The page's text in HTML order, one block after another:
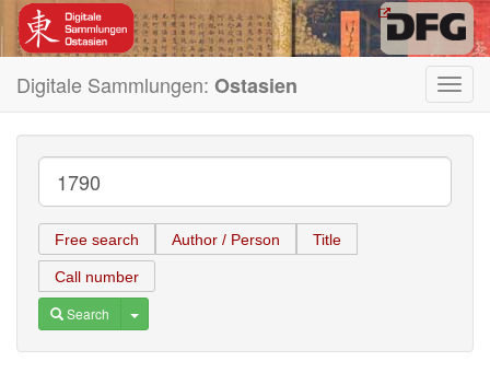
Digitale Sammlungen: Ostasien
Free search Author / Person Title
Call number
Search Toggle Dropdown